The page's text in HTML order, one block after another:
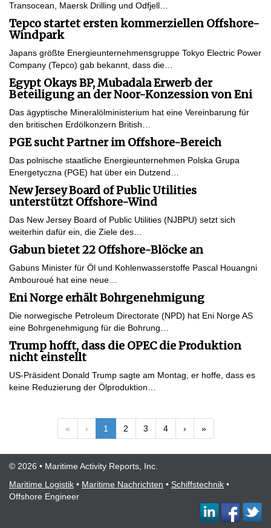
Transocean, Maersk Drilling und Odfjell…
Tepco startet ersten kommerziellen Offshore-
Windpark
Japans größte Energieunternehmensgruppe Tokyo Electric Power
Company (Tepco) gab bekannt, dass die…
Egypt Okays BP, Mubadala Erwerb der
Beteiligung an der Noor-Konzession von Eni
Das ägyptische Mineralölministerium hat eine Vereinbarung für
den britischen Erdölkonzern British…
PGE sucht Partner im Offshore-Bereich
Das polnische staatliche Energieunternehmen Polska Grupa
Energetyczna (PGE) hat über ein Dutzend…
New Jersey Board of Public Utilities
unterstützt Offshore-Wind
Das New Jersey Board of Public Utilities (NJBPU) setzt sich
weiterhin dafür ein, die Ziele des…
Gabun bietet 22 Offshore-Blöcke an
Gabuns Minister für Öl und Kohlenwasserstoffe Pascal Houangni
Ambouroué hat eine neue…
Eni Norge erhält Bohrgenehmigung
Die norwegische Petroleum Directorate (NPD) hat Eni Norge AS
eine Bohrgenehmigung für die Bohrung…
Trump hofft, dass die OPEC die Produktion
nicht einstellt
US-Präsident Donald Trump sagte am Montag, er hoffe, dass es
keine Reduzierung der Ölproduktion…
« ‹ 1 2 3 4 › »
© 2026 • Maritime Activity Reports, Inc.
Maritime Logistik • Maritime Nachrichten • Schiffstechnik •
Offshore Engineer